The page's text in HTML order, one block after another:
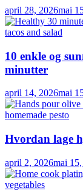
april 28, 2026mai
10 enkle og
minutter
april 14, 2026mai
Hvordan lage
april 2, 2026mai